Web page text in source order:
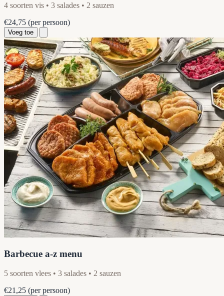
4 soorten vis • 3 salades • 2 sauzen
€24,75 (per persoon)
Voeg toe
Barbecue a-z menu
5 soorten vlees • 3 salades • 2 sauzen
€21,25 (per persoon)